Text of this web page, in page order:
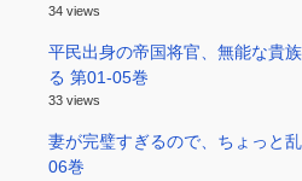
34 views
平民出身の帝国将官、無能な貴
る 第01-05巻
33 views
妻が完璧すぎるので、ちょっと
06巻